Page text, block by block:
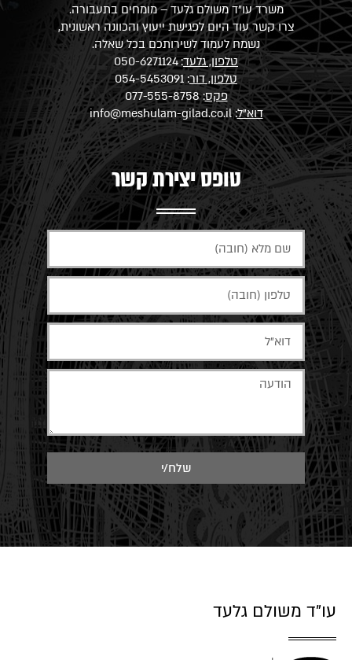
משרד עו"ד משולם גלעד – מומחים בתעבורה.
צרו קשר עוד היום לפגישת ייעוץ והכוונה ראשונית,
נשמח לעמוד לשירותכם בכל שאלה.
טלפון, גלעד:
050-6271124
טלפון, דור:
054-5453091
פקס: 077-555-8758
דוא"ל:
info@meshulam-gilad.co.il
טופס יצירת קשר
שלח/י
עו"ד משולם גלעד